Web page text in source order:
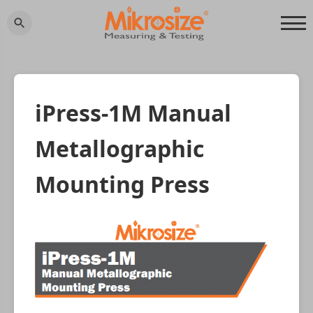
iPress-1M Manual
Metallographic
Mounting Press